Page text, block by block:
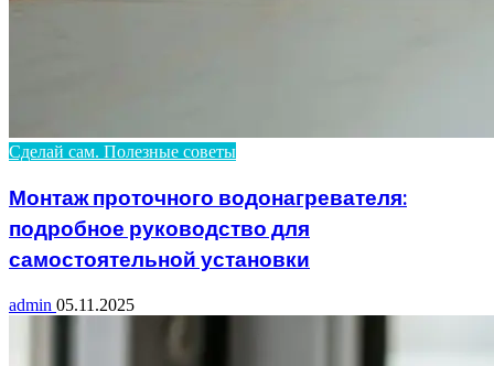
Сделай сам. Полезные советы
Монтаж проточного водонагревателя:
подробное руководство для
самостоятельной установки
admin 05.11.2025